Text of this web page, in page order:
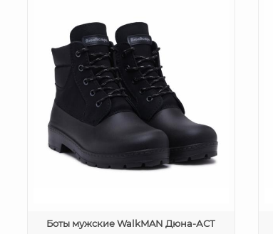
Боты мужские WalkMAN Дюна-АСТ